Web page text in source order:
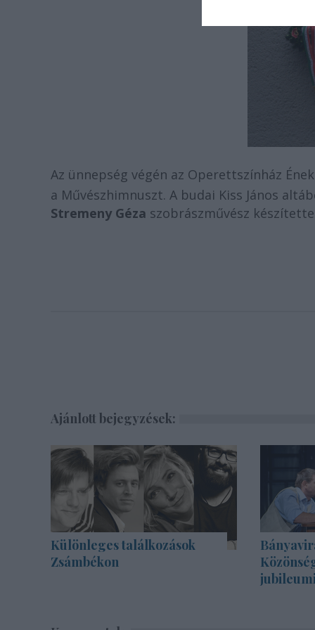
Az ünnepség végén az Operettszínház
a Művészhimnuszt. A budai Kiss János
Stremeny Géza szobrászművész készítette.
Ajánlott bejegyzések:
Különleges találkozások
Zsámbékon